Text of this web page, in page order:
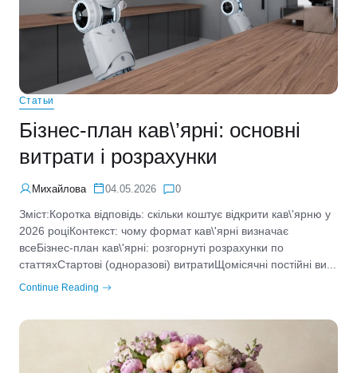
Статьи
Бізнес-план кав\’ярні: основні
витрати і розрахунки
Михайлова 04.05.2026 0
Зміст:Коротка відповідь: скільки коштує відкрити кав\'ярню у
2026 роціКонтекст: чому формат кав\'ярні визначає
всеБізнес-план кав\'ярні: розгорнуті розрахунки по
статтяхСтартові (одноразові) витратиЩомісячні постійні ви...
Continue Reading